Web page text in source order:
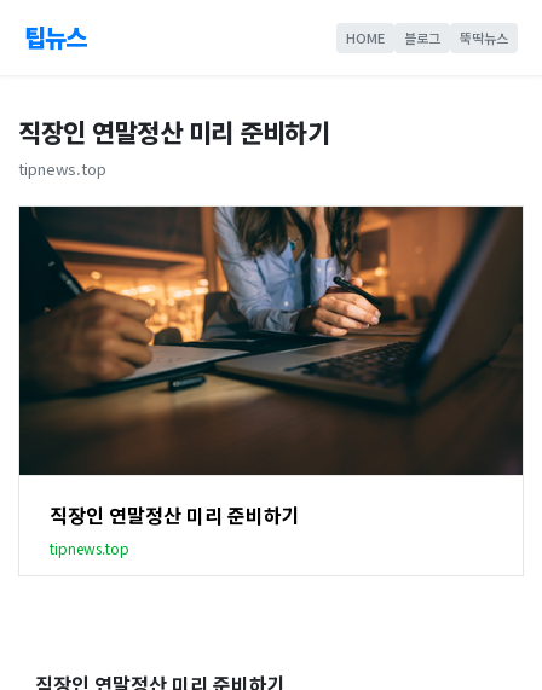
팁뉴스 HOME 블로그 뚝딱뉴스
직장인 연말정산 미리 준비하기
tipnews.top
직장인 연말정산 미리 준비하기
tipnews.top
직장인 연말정산 미리 준비하기